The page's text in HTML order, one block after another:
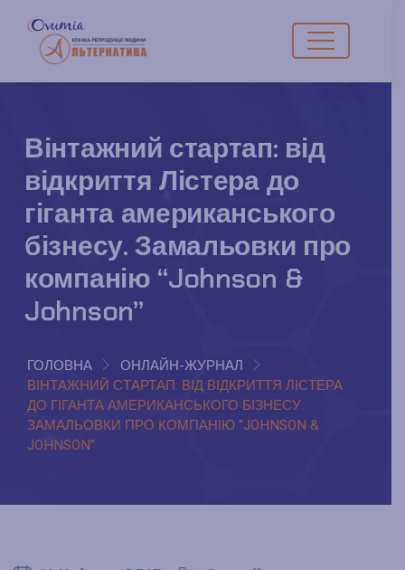
Вінтажний стартап: від
відкриття Лістера до
гіганта американського
бізнесу. Замальовки про
компанію “Johnson &
Johnson”
ГОЛОВНА
ОНЛАЙН-ЖУРНАЛ
ВІНТАЖНИЙ СТАРТАП: ВІД ВІДКРИТТЯ ЛІСТЕРА
ДО ГІГАНТА АМЕРИКАНСЬКОГО БІЗНЕСУ.
ЗАМАЛЬОВКИ ПРО КОМПАНІЮ “JOHNSON &
JOHNSON”